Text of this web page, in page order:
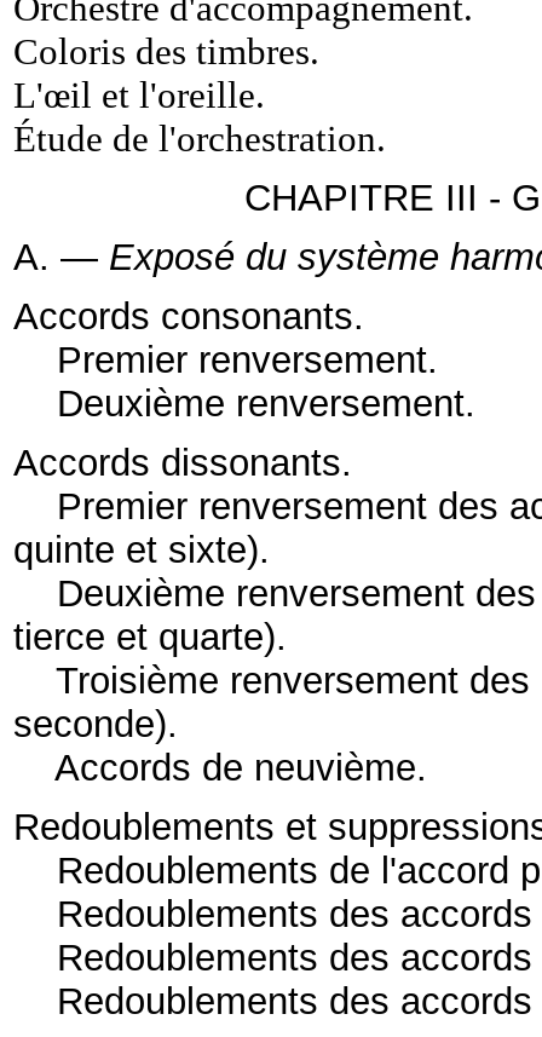
Coloris des timbres.
L'œil et l'oreille.
Étude de l'orchestration.
CHAPITRE III -
A. — Exposé du système
Accords consonants.
Premier renversement.
Deuxième renversement.
Accords dissonants.
Premier renversement des
quinte et sixte).
Deuxième renversement
tierce et quarte).
Troisième renversement
seconde).
Accords de neuvième.
Redoublements et
Redoublements de l'accord
Redoublements des
Redoublements des
Redoublements des